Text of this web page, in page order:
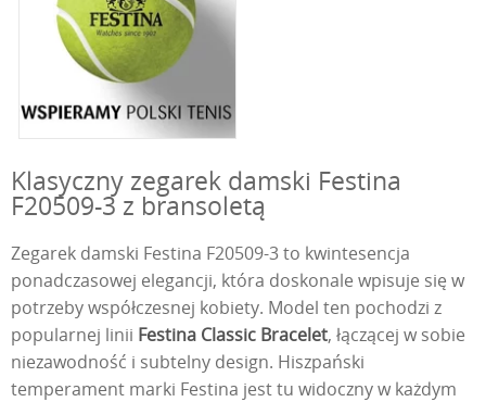
Klasyczny zegarek damski Festina
F20509-3 z bransoletą
Zegarek damski Festina F20509-3 to kwintesencja
ponadczasowej elegancji, która doskonale wpisuje się w
potrzeby współczesnej kobiety. Model ten pochodzi z
popularnej linii Festina Classic Bracelet, łączącej w sobie
niezawodność i subtelny design. Hiszpański
temperament marki Festina jest tu widoczny w każdym